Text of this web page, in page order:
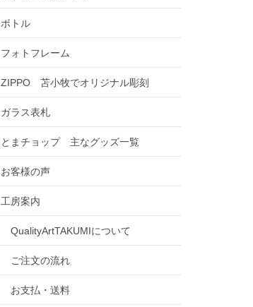
ボトル
フォトフレーム
ZIPPO 苫小牧でオリジナル彫刻
ガラス表札
とまチョップ 主なグッズ一覧
お客様の声
工房案内
QualityArtTAKUMIについて
ご注文の流れ
お支払・送料